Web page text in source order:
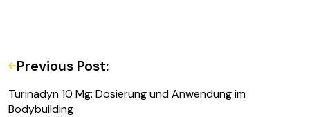
Previous Post:
Turinadyn 10 Mg: Dosierung und Anwendung im
Bodybuilding